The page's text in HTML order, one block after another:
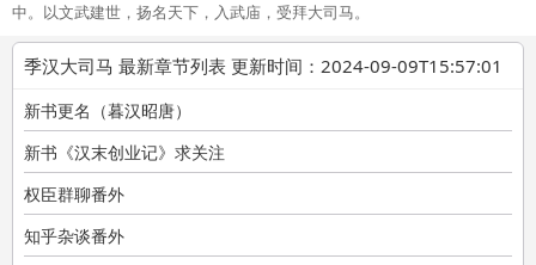
中。以文武建世，扬名天下，入武庙，受拜大司马。
季汉大司马 最新章节列表 更新时间：2024-09-09T15:57:01
新书更名（暮汉昭唐）
新书《汉末创业记》求关注
权臣群聊番外
知乎杂谈番外